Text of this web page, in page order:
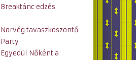
Breaktánc edzés
Norvég tavaszköszöntő
Party
Egyedül Nőként a